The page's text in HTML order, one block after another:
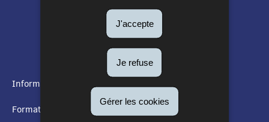
J'accepte
Je refuse
Gérer les cookies
MENU
Informations utiles
Formation